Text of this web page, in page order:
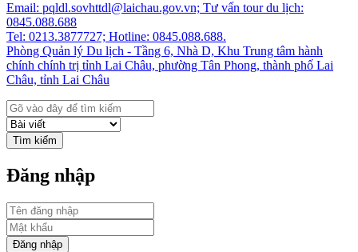
Email: pqldl.sovhttdl@laichau.gov.vn; Tư vấn tour du lịch:
0845.088.688
Tel: 0213.3877727; Hotline: 0845.088.688.
Phòng Quản lý Du lịch - Tầng 6, Nhà D, Khu Trung tâm hành
chính chính trị tỉnh Lai Châu, phường Tân Phong, thành phố Lai
Châu, tỉnh Lai Châu
Tìm kiếm
Đăng nhập
Đăng nhập